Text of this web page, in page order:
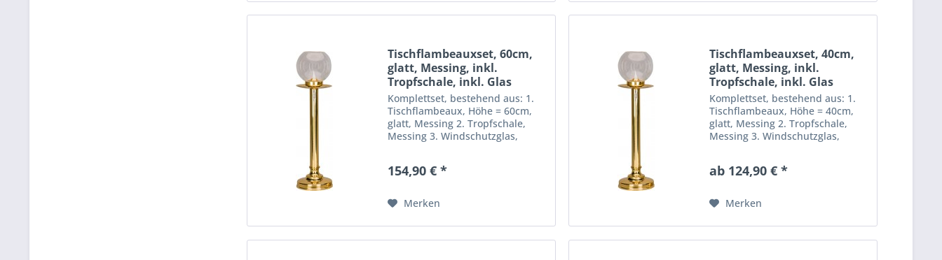
Tischflambeauxset, 60cm,
glatt, Messing, inkl.
Tropfschale, inkl. Glas
Komplettset, bestehend aus: 1.
Tischflambeaux, Höhe = 60cm,
glatt, Messing 2. Tropfschale,
Messing 3. Windschutzglas,
Ausführung -Made in Germany
154,90 € *
Merken
Tischflambeauxset, 40cm,
glatt, Messing, inkl.
Tropfschale, inkl. Glas
Komplettset, bestehend aus: 1.
Tischflambeaux, Höhe = 40cm,
glatt, Messing 2. Tropfschale,
Messing 3. Windschutzglas,
Ausführung -Made in Germany
ab 124,90 € *
Merken